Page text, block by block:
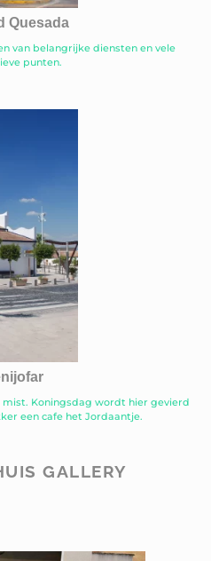
Quesada
van belangrijke diensten en vele
punten.
mist. Koningsdag wordt hier gevierd
een cafe het Jordaantje.
GALLERY